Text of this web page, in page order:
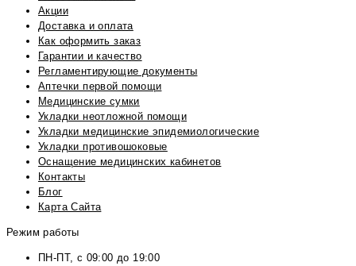
Акции
Доставка и оплата
Как оформить заказ
Гарантии и качество
Регламентирующие документы
Аптечки первой помощи
Медицинские сумки
Укладки неотложной помощи
Укладки медицинские эпидемиологические
Укладки противошоковые
Оснащение медицинских кабинетов
Контакты
Блог
Карта Сайта
Режим работы
ПН-ПТ, с 09:00 до 19:00